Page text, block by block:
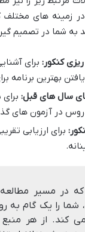
زمینه های مختلف
به شما در تصمیم
کنکور: برای
بهترین برنامه
سال های قبل:
در آزمون های
برای ارزیابی
در مسیر مطالعه
شما را یک گام به
کند. از هر منبع